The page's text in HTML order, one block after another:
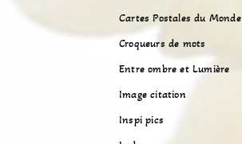
Cartes Postales du Monde
Croqueurs de mots
Entre ombre et Lumière
Image citation
Inspi pics